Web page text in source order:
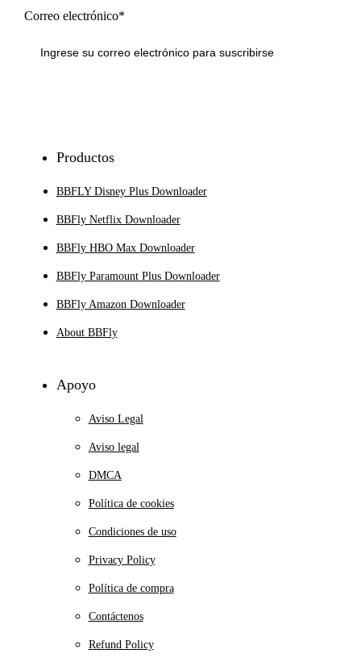
Correo electrónico*
Productos
BBFLY Disney Plus Downloader
BBFly Netflix Downloader
BBFly HBO Max Downloader
BBFly Paramount Plus Downloader
BBFly Amazon Downloader
About BBFly
Apoyo
Aviso Legal
Aviso legal
DMCA
Política de cookies
Condiciones de uso
Privacy Policy
Política de compra
Contáctenos
Refund Policy